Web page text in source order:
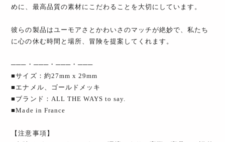
めに、最高品質の素材にこだわることを大切にしています。
彼らの製品はユーモアさとかわいさのマッチが絶妙で、私たち
に心の休む時間と場所、冒険を提案してくれます。
───・───・───・───
■サイズ：約27mm x 29mm
■エナメル、ゴールドメッキ
■ブランド：ALL THE WAYS to say.
■Made in France
【注意事項】